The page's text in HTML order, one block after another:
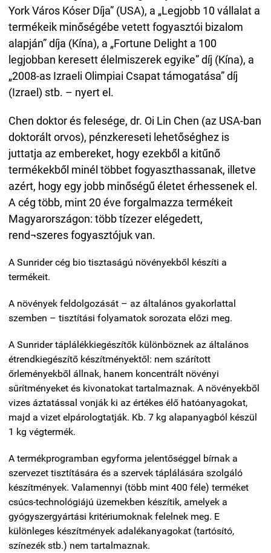
York Város Kóser Díja” (USA), a „Legjobb 10 vállalat a
termékeik minőségébe vetett fogyasztói bizalom
alapján” díja (Kína), a „Fortune Delight a 100
legjobban keresett élelmiszerek egyike” díj (Kína), a
„2008-as Izraeli Olimpiai Csapat támogatása” díj
(Izrael) stb. – nyert el.
Chen doktor és felesége, dr. Oi Lin Chen (az USA-ban
doktorált orvos), pénzkereseti lehetőséghez is
juttatja az embereket, hogy ezekből a kitűnő
termékekből minél többet fogyaszthassanak, illetve
azért, hogy egy jobb minőségű életet érhessenek el.
A cég több, mint 20 éve forgalmazza termékeit
Magyarországon: több tízezer elégedett,
rend¬szeres fogyasztójuk van.
A Sunrider cég bio tisztaságú növényekből készíti a
termékeit.
A növények feldolgozását – az általános gyakorlattal
szemben – tisztítási folyamatok sorozata előzi meg.
A Sunrider táplálékkiegészítők különböznek az általános
étrendkiegészítő készítményektől: nem szárított
őrleményekből állnak, hanem koncentrált növényi
sűrítményeket és kivonatokat tartalmaznak. A növényekből
vizes áztatással vonják ki az értékes élő hatóanyagokat,
majd a vizet elpárologtatják. Kb. 7 kg alapanyagból készül
1 kg végtermék.
A termékprogramban egyforma jelentőséggel bírnak a
szervezet tisztítására és a szervek táplálására szolgáló
készítmények. Valamennyi (több mint 400 féle) terméket
csúcs-technológiájú üzemekben készítik, amelyek a
gyógyszergyártási kritériumoknak felelnek meg. E
különleges készítmények adalékanyagokat (tartósító,
színezék stb.) nem tartalmaznak.